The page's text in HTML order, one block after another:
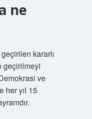
ne
kararlı
geçirilmeyi
ve
her yıl 15